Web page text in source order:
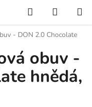
Hledat
KOŠÍK
- DON 2.0 Chocolate
obuv -
hnědá,